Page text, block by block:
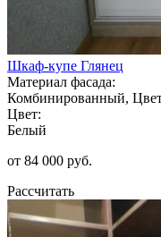
Шкаф-купе Глянец
Материал фасада:
Комбинированный,
Цвет:
Белый
от 84 000 руб.
Рассчитать